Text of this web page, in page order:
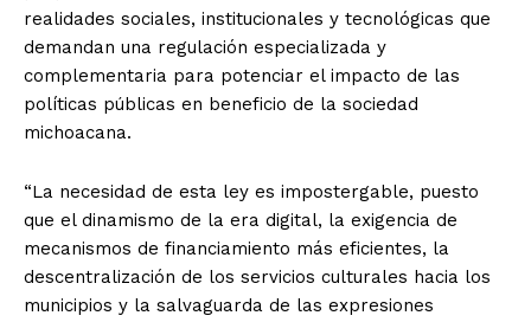
realidades sociales, institucionales y tecnológicas que
demandan una regulación especializada y
complementaria para potenciar el impacto de las
políticas públicas en beneficio de la sociedad
michoacana.
“La necesidad de esta ley es impostergable, puesto
que el dinamismo de la era digital, la exigencia de
mecanismos de financiamiento más eficientes, la
descentralización de los servicios culturales hacia los
municipios y la salvaguarda de las expresiones